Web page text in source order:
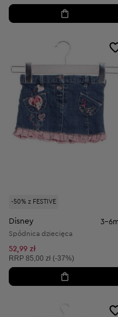
-50% z FESTIVE
Disney 3-
Spódnica dziecięca
52,99 zł
Cena sugerowana:
RRP 85,00 zł (-37%)